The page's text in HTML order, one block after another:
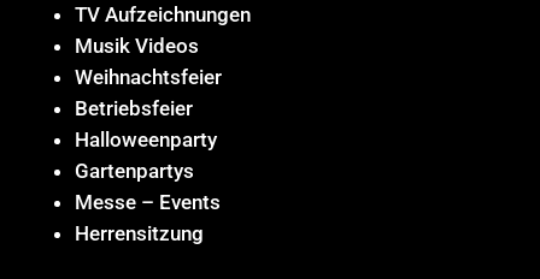
TV Aufzeichnungen
Musik Videos
Weihnachtsfeier
Betriebsfeier
Halloweenparty
Gartenpartys
Messe – Events
Herrensitzung